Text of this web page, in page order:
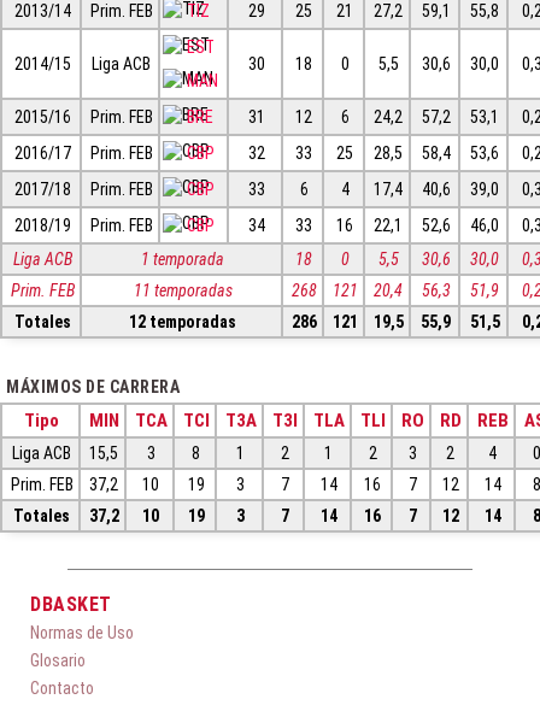
2013/14
Prim. FEB TIZ 29 25 21 27,2 59,1 55,8
2014/15 Liga ACB
EST
MAN
30 18 0 5,5 30,6 30,0
2015/16 Prim. FEB BRE 31 12 6 24,2 57,2 53,1
2016/17
Prim. FEB CBP 32 33 25 28,5 58,4 53,6
2017/18
Prim. FEB CBP 33 6 4 17,4 40,6 39,0
2018/19
Prim. FEB CBP 34 33 16 22,1 52,6 46,0
Liga ACB
1 temporada 18 0 5,5 30,6 30,0
Prim. FEB
11 temporadas 268 121 20,4 56,3 51,9
Totales
12 temporadas 286 121 19,5 55,9 51,5
MÁXIMOS DE CARRERA
Tipo MIN TCA TCI T3A T3I TLA TLI RO RD REB
Liga ACB 15,5 3 8 1 2 1 2 3 2 4
Prim. FEB
37,2 10 19 3 7 14 16 7 12 14
Totales
37,2 10 19 3 7 14 16 7 12 14
DBASKET
Normas de Uso
Glosario
Contacto